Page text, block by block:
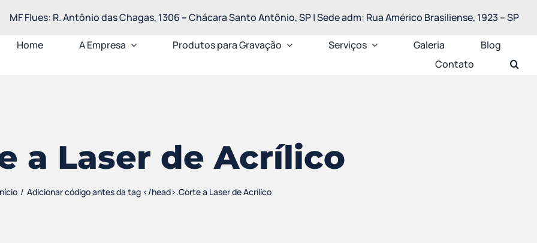
MF Flues: R. Antônio das Chagas, 1306 –Chácara Santo Antônio, SP | Sede adm: Rua Américo Brasiliense, 1923 – SP
Home A Empresa Produtos para Gravação Serviços Galeria
Blog
Contato
a Laser de Acrílico
Adicionar código antes da tag </head>.Corte a Laser de Acrílico